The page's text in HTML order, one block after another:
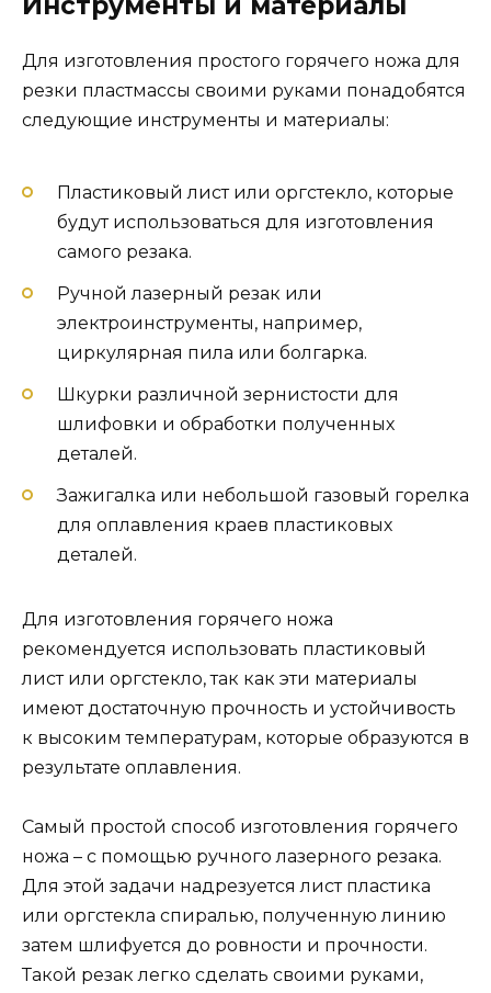
Для изготовления простого горячего ножа для
резки пластмассы своими руками понадобятся
следующие инструменты и материалы:
Пластиковый лист или оргстекло, которые
будут использоваться для изготовления
самого резака.
Ручной лазерный резак или
электроинструменты, например,
циркулярная пила или болгарка.
Шкурки различной зернистости для
шлифовки и обработки полученных
деталей.
Зажигалка или небольшой газовый горелка
для оплавления краев пластиковых
деталей.
Для изготовления горячего ножа
рекомендуется использовать пластиковый
лист или оргстекло, так как эти материалы
имеют достаточную прочность и устойчивость
к высоким температурам, которые образуются в
результате оплавления.
Самый простой способ изготовления горячего
ножа – с помощью ручного лазерного резака.
Для этой задачи надрезуется лист пластика
или оргстекла спиралью, полученную линию
затем шлифуется до ровности и прочности.
Такой резак легко сделать своими руками,